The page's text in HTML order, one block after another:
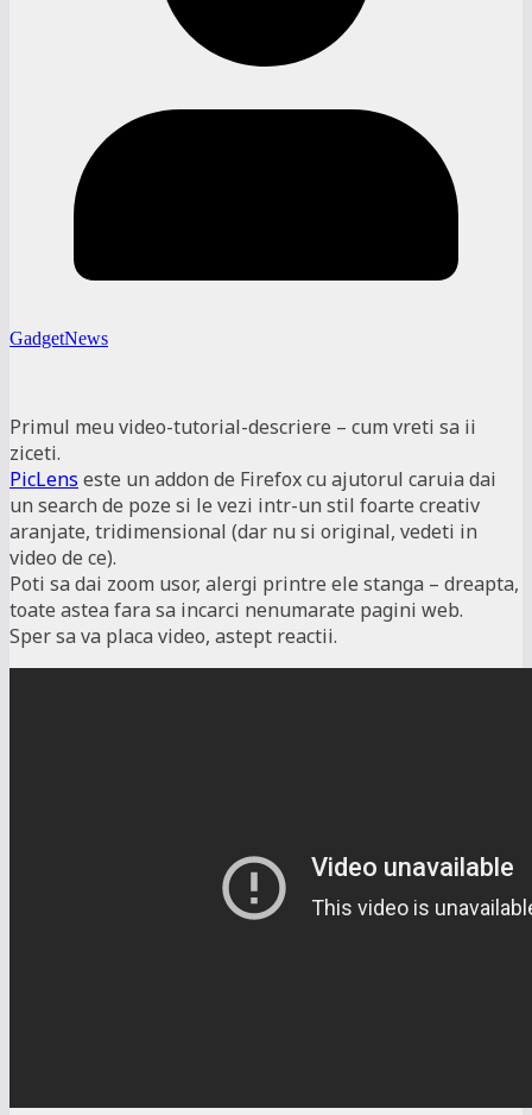
GadgetNews
Primul meu video-tutorial-descriere – cum vreti sa ii
ziceti.
PicLens este un addon de Firefox cu ajutorul caruia dai
un search de poze si le vezi intr-un stil foarte creativ
aranjate, tridimensional (dar nu si original, vedeti in
video de ce).
Poti sa dai zoom usor, alergi printre ele stanga – dreapta,
toate astea fara sa incarci nenumarate pagini web.
Sper sa va placa video, astept reactii.